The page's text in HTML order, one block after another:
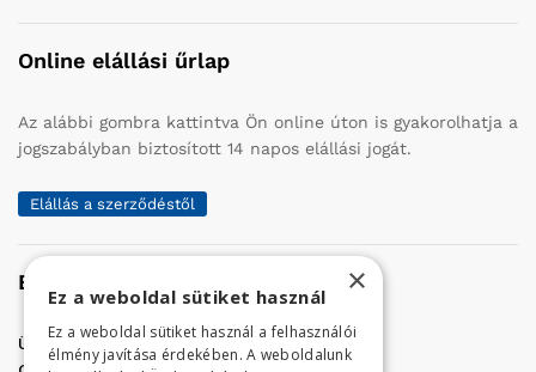
Online elállási űrlap
Az alábbi gombra kattintva Ön online úton is gyakorolhatja a
jogszabályban biztosított 14 napos elállási jogát.
Elállás a szerződéstől
Elérhetőség
Üzletünk címe:Szolnok, Vércse út 17.
×
Ez a weboldal sütiket használ
Ez a weboldal sütiket használ a felhasználói
élmény javítása érdekében. A weboldalunk